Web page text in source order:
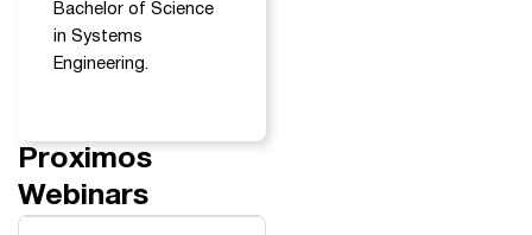
Bachelor of Science
in Systems
Engineering.
Proximos
Webinars